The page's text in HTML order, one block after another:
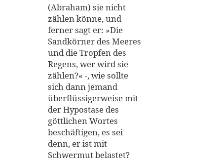
(Abraham) sie nicht
zählen könne, und
ferner sagt er: »Die
Sandkörner des Meeres
und die Tropfen des
Regens, wer wird sie
zählen?« -, wie sollte
sich dann jemand
überflüssigerweise mit
der Hypostase des
göttlichen Wortes
beschäftigen, es sei
denn, er ist mit
Schwermut belastet?